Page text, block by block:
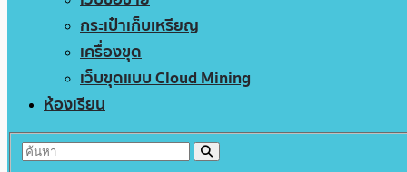
กระเป๋าเก็บเหรียญ
เครื่องขุด
เว็บขุดแบบ Cloud Mining
ห้องเรียน